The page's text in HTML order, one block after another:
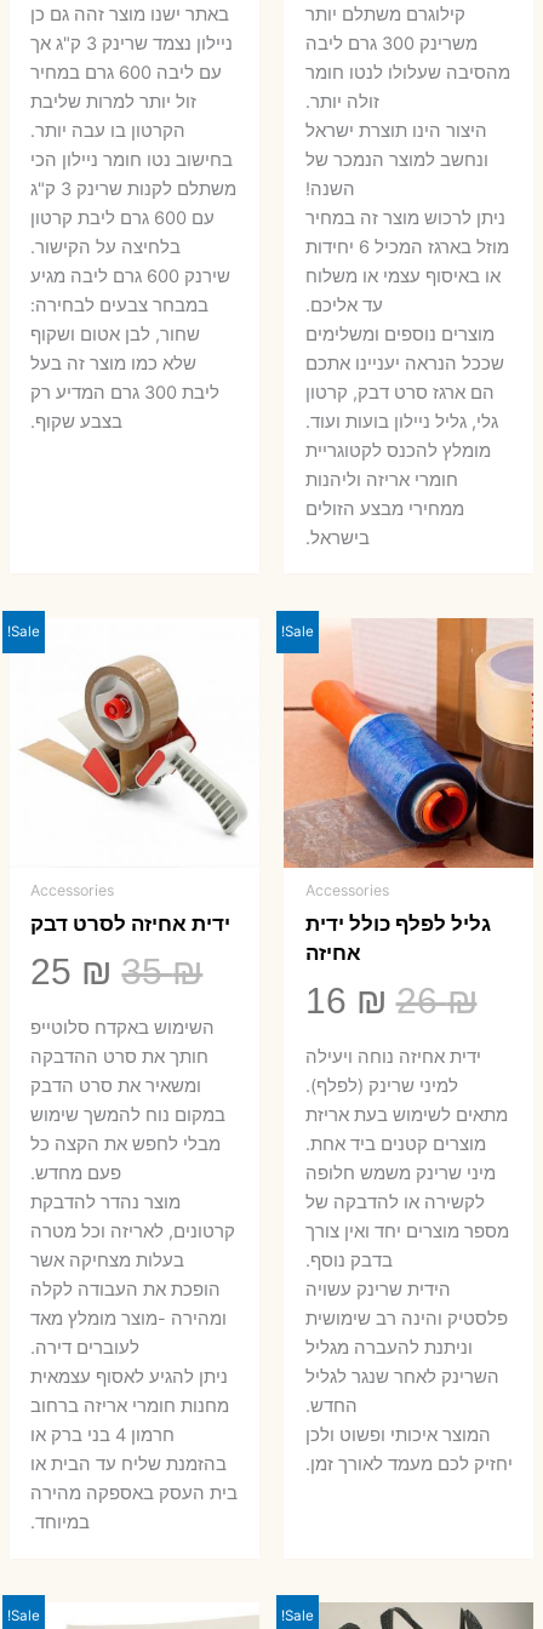
קילוגרם משתלם יותר
משרינק 300 גרם ליבה
מהסיבה שעלולו לנטו חומר
זולה יותר.
היצור הינו תוצרת ישראל
ונחשב למוצר הנמכר של
השנה!
ניתן לרכוש מוצר זה במחיר
מוזל בארגז המכיל 6 יחידות
או באיסוף עצמי או משלוח
עד אליכם.
מוצרים נוספים ומשלימים
שככל הנראה יעניינו אתכם
הם ארגז סרט דבק, קרטון
גלי, גליל ניילון בועות ועוד.
מומלץ להכנס לקטוגריית
חומרי אריזה וליהנות
ממחירי מבצע הזולים
בישראל.
באתר ישנו מוצר זהה גם כן
ניילון נצמד שרינק 3 ק"ג אך
עם ליבה 600 גרם במחיר
זול יותר למרות שליבת
הקרטון בו עבה יותר.
בחישוב נטו חומר ניילון הכי
משתלם לקנות שרינק 3 ק"ג
עם 600 גרם ליבת קרטון
בלחיצה על הקישור.
שירנק 600 גרם ליבה מגיע
במבחר צבעים לבחירה:
שחור, לבן אטום ושקוף
שלא כמו מוצר זה בעל
ליבת 300 גרם המדיע רק
בצבע שקוף.
Sale!
Accessories
גליל לפלף כולל ידית
אחיזה
26₪
המחיר
המקורי
היה:
26 ₪.
16 ₪
הנוכחי
ידית אחיזה נוחה ויעילה
למיני שרינק (לפלף).
מתאים לשימוש בעת אריזת
מוצרים קטנים ביד אחת.
​מיני שרינק משמש חלופה
לקשירה או להדבקה של
מספר מוצרים יחד ואין צורך
בדבק נוסף.
הידית שרינק עשויה
פלסטיק והינה רב שימושית
וניתנת להעברה מגליל
השרינק לאחר שנגר לגליל
החדש.
המוצר איכותי ופשוט ולכן
יחזיק לכם מעמד לאורך זמן.
Sale!
Accessories
ידית אחיזה לסרט דבק
35₪
המחיר
המקורי
היה:
35 ₪.
25 ₪
₪.
השימוש באקדח סלוטייפ
חותך את סרט ההדבקה
ומשאיר את סרט הדבק
במקום נוח להמשך שימוש
מבלי לחפש את הקצה כל
פעם מחדש.
מוצר נהדר להדבקת
קרטונים, לאריזה וכל מטרה
בעלות מצחיקה אשר
הופכת את העבודה לקלה
ומהירה -מוצר מומלץ מאד
לעוברים דירה.
ניתן להגיע לאסוף עצמאית
מחנות חומרי אריזה ברחוב
חרמון 4 בני ברק או
בהזמנת שליח עד הבית או
בית העסק באספקה מהירה
במיוחד.
Sale!
Sale!